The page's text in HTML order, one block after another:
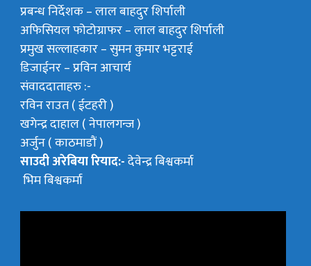
प्रबन्ध निर्देशक –लाल बाहदुर शिर्पाली
अफिसियल फोटोग्राफर –लाल बाहदुर शिर्पाली
प्रमुख सल्लाहकार –सुमन कुमार भट्टराई
डिजाईनर – प्रविन आचार्य
संवाददाताहरु :-
रविन राउत ( ईटहरी )
खगेन्द्र दाहाल ( नेपालगन्ज )
अर्जुन ( काठमाडौं )
साउदी अरेबिया रियाद:-देवेन्द्र बिश्वकर्मा
भिम बिश्वकर्मा